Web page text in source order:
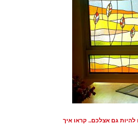
להיות גם אצלכם.. קראו איך